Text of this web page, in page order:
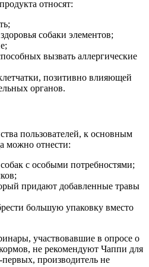
относят:
собаки элементов;
вызвать аллергические
позитивно влияющей
органов.
пользователей, к основным
можно отнести:
с особыми потребностями;
придают добавленные травы
большую упаковку вместо
участвовавшие в опросе о
не рекомендуют Чаппи для
производитель не